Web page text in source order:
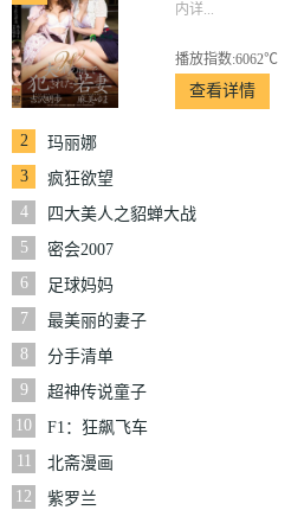
内详...
播放指数:6062℃
查看详情
2
玛丽娜
3
疯狂欲望
4
四大美人之貂蝉大战
丧尸
5
密会2007
6
足球妈妈
7
最美丽的妻子
8
分手清单
9
超神传说童子
10
F1：狂飙飞车
11
北斋漫画
12
紫罗兰